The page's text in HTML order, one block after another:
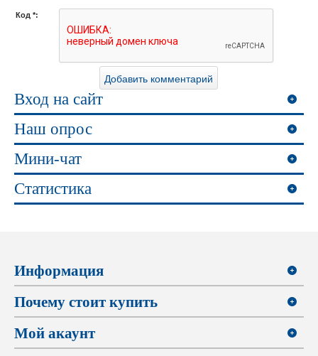
Код *:
Вход на сайт
Наш опрос
Мини-чат
Статистика
Информация
Почему стоит купить
Мой акаунт